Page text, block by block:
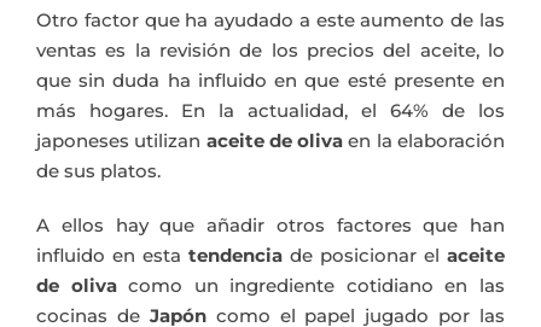
Otro factor que ha ayudado a este aumento de las
ventas es la revisión de los precios del aceite, lo
que sin duda ha influido en que esté presente en
más hogares. En la actualidad, el 64% de los
japoneses utilizan aceite de oliva en la elaboración
de sus platos.
A ellos hay que añadir otros factores que han
influido en esta tendencia de posicionar el aceite
de olivacomo un ingrediente cotidiano en las
cocinas de Japóncomo el papel jugado por las